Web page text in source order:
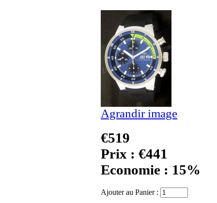
Agrandir image
€519
Prix : €441
Economie : 15%
Ajouter au Panier :